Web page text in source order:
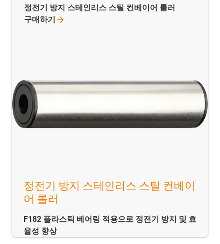
정전기 방지 스테인리스 스틸 컨베이
어 롤러
F182 플라스틱 베어링 적용으로 정전기 방지 및 효
율성 향상
정전기 방지 스테인리스 스틸 컨베이어 롤러
구매하기